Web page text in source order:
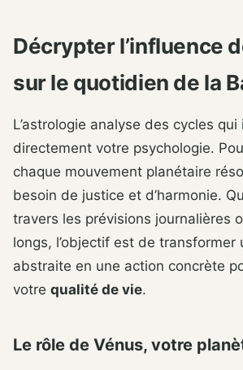
Décrypter l’influence
sur le quotidien de la
L’astrologie analyse des cycles
directement votre psychologie.
chaque mouvement planétaire
besoin de justice et d’harmonie.
travers les prévisions journalières
longs, l’objectif est de transformer
abstraite en une action concrète
votre qualité de vie.
Le rôle de Vénus, votre